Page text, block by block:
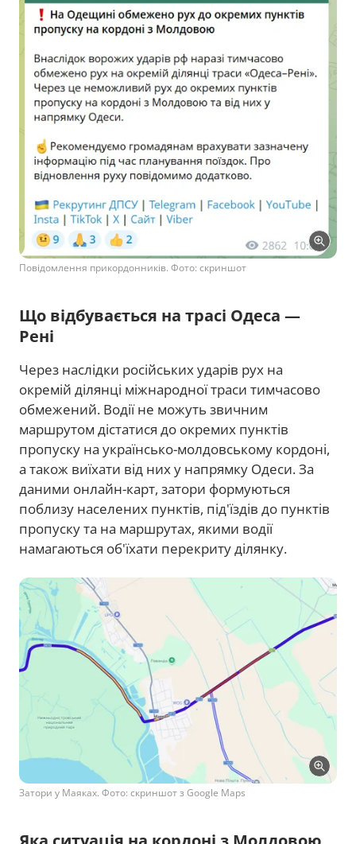
Повідомлення прикордонників. Фото: скриншот
Що відбувається на трасі Одеса —
Рені
Через наслідки російських ударів рух на
окремій ділянці міжнародної траси тимчасово
обмежений. Водії не можуть звичним
маршрутом дістатися до окремих пунктів
пропуску на українсько-молдовському кордоні,
а також виїхати від них у напрямку Одеси. За
даними онлайн-карт, затори формуються
поблизу населених пунктів, під'їздів до пунктів
пропуску та на маршрутах, якими водії
намагаються об'їхати перекриту ділянку.
Затори у Маяках. Фото: скриншот з Google Maps